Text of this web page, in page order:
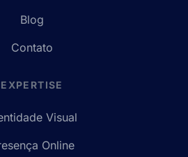
Blog
Contato
EXPERTISE
Visual
Online